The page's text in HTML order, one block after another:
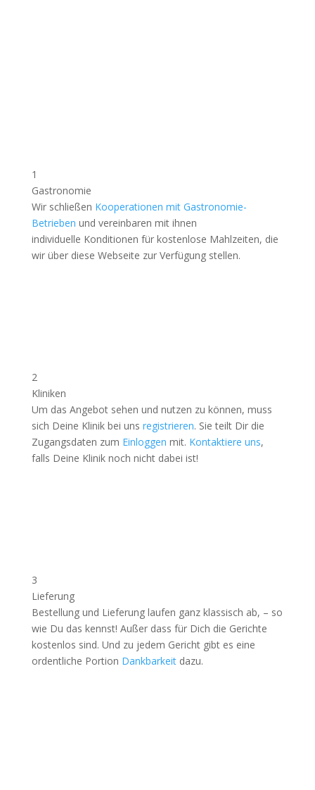
1
Gastronomie
Wir schließen Kooperationen mit Gastronomie-
Betrieben und vereinbaren mit ihnen
individuelle Konditionen für kostenlose Mahlzeiten, die
wir über diese Webseite zur Verfügung stellen.
2
Kliniken
Um das Angebot sehen und nutzen zu können, muss
sich Deine Klinik bei uns registrieren. Sie teilt Dir die
Zugangsdaten zum Einloggen mit. Kontaktiere uns,
falls Deine Klinik noch nicht dabei ist!
3
Lieferung
Bestellung und Lieferung laufen ganz klassisch ab, – so
wie Du das kennst! Außer dass für Dich die Gerichte
kostenlos sind. Und zu jedem Gericht gibt es eine
ordentliche Portion Dankbarkeitdazu.